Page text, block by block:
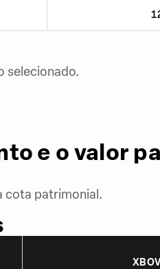
selecionado.
e o valor
cota patrimonial.